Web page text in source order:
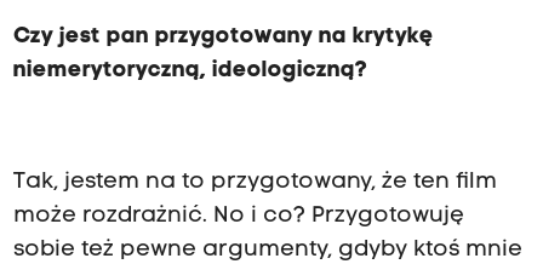
Czy jest pan przygotowany na krytykę
niemerytoryczną, ideologiczną?
Tak, jestem na to przygotowany, że ten film
może rozdrażnić. No i co? Przygotowuję
sobie też pewne argumenty, gdyby ktoś mnie